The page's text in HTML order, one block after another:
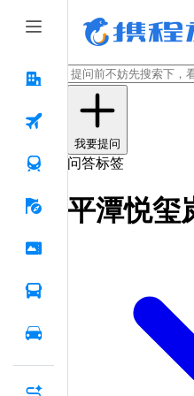
我要提问
问答标签
平潭悦玺